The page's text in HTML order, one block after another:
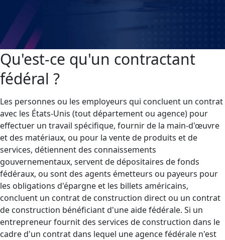
Qu'est-ce qu'un contractant
fédéral ?
Les personnes ou les employeurs qui concluent un contrat
avec les États-Unis (tout département ou agence) pour
effectuer un travail spécifique, fournir de la main-d'œuvre
et des matériaux, ou pour la vente de produits et de
services, détiennent des connaissements
gouvernementaux, servent de dépositaires de fonds
fédéraux, ou sont des agents émetteurs ou payeurs pour
les obligations d'épargne et les billets américains,
concluent un contrat de construction direct ou un contrat
de construction bénéficiant d'une aide fédérale. Si un
entrepreneur fournit des services de construction dans le
cadre d'un contrat dans lequel une agence fédérale n'est